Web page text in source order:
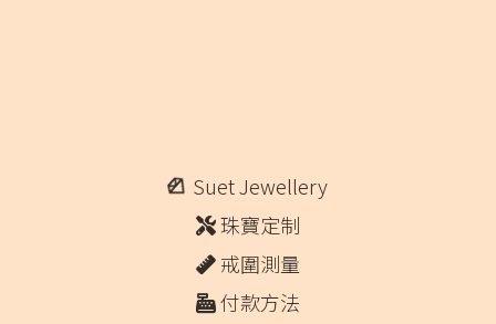
Suet Jewellery
珠寶定制
戒圍測量
付款方法